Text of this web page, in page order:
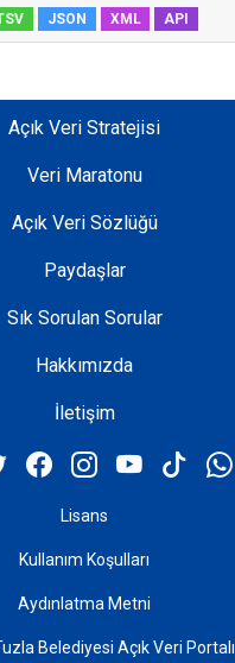
JSON XML API
Açık Veri Stratejisi
Veri Maratonu
Açık Veri Sözlüğü
Paydaşlar
Sık Sorulan Sorular
Hakkımızda
İletişim
Lisans
Kullanım Koşulları
Aydınlatma Metni
Belediyesi Açık Veri Portalı